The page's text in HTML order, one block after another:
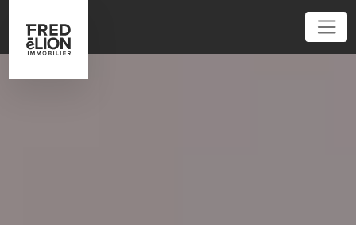
01 83 64 80 00